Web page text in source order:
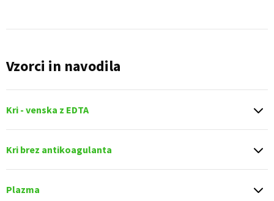
Vzorci in navodila
Kri - venska z EDTA
Kri brez antikoagulanta
Plazma